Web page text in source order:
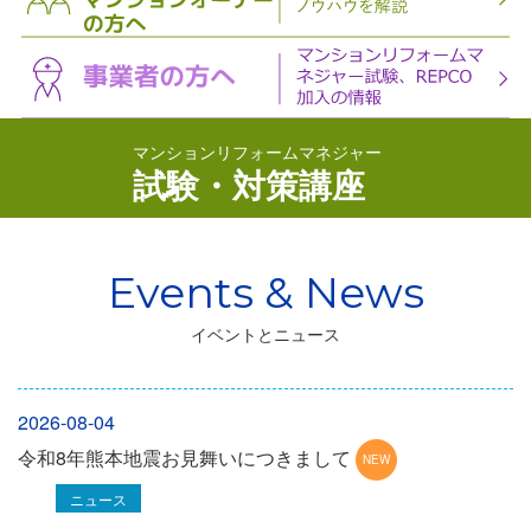
マンションリフォームマネジャー
試験・対策講座
イベントとニュース
2026-08-04
令和8年熊本地震お見舞いにつきまして
ニュース